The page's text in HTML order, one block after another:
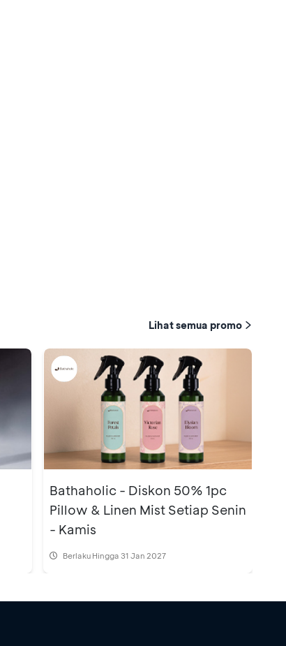
Lihat semua promo
Bathaholic - Diskon 50% 1pc
Pillow & Linen Mist Setiap Senin
- Kamis
Berlaku Hingga 31 Jan 2027